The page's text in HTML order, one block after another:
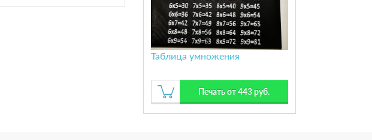
Таблица умножения
Печать от 443 руб.